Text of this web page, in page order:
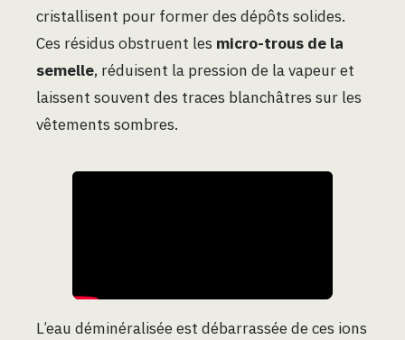
cristallisent pour former des dépôts solides.
Ces résidus obstruent les micro-trous de la
semelle, réduisent la pression de la vapeur et
laissent souvent des traces blanchâtres sur les
vêtements sombres.
L’eau déminéralisée est débarrassée de ces ions